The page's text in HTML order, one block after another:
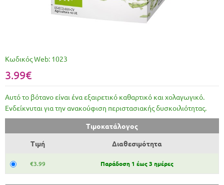
Κωδικός Web: 1023
3.99€
Αυτό το βότανο είναι ένα εξαιρετικό καθαρτικό και χολαγωγικό.
Ενδείκνυται για την ανακούφιση περιστασιακής δυσκοιλιότητας.
Τιμοκατάλογος
Τιμή
Διαθεσιμότητα
€3.99 Παράδοση 1 έως 3 ημέρες